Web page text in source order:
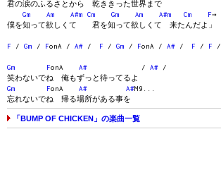
君の涙のふるさとから 乾ききった世界まで
Gm
Am A#m Cm Gm Am A#m Cm F→
僕を知って欲しくて 君を知って欲しくて 来たんだよ」
F / Gm / FonA / A# / F / Gm / FonA / A# / F / F /
Gm FonA A# / A# /
笑わないでね 俺もずっと待ってるよ
Gm
FonA A# A#M9...
忘れないでね 帰る場所がある事を
「BUMP OF CHICKEN」の楽曲一覧